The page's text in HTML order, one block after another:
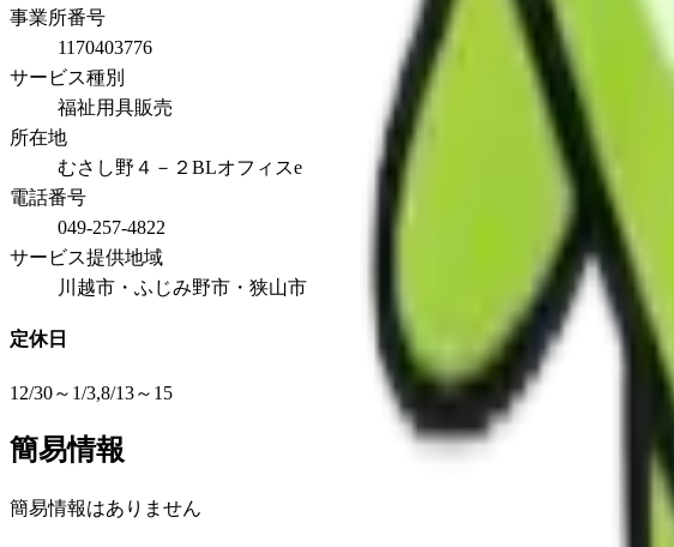
事業所番号
1170403776
サービス種別
福祉用具販売
所在地
むさし野４－２BLオフィスe
電話番号
049-257-4822
サービス提供地域
川越市・ふじみ野市・狭山市
定休日
12/30～1/3,8/13～15
簡易情報
簡易情報はありません